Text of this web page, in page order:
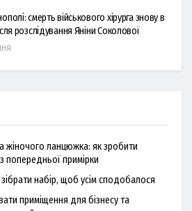
смерть військового хірурга знову в
розслідування Яніни Соколової
ланцюжка: як зробити
попередньої примірки
зібрати набір, щоб усім сподобалося
приміщення для бізнесу та